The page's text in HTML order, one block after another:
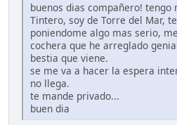
buenos dias compañero!
Tintero, soy de Torre del Mar,
poniendome algo mas serio,
cochera que he arreglado
bestia que viene.
se me va a hacer la espera
no llega.
te mande privado...
buen dia